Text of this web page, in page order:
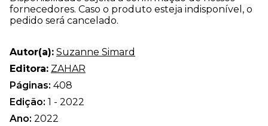
fornecedores. Caso o produto esteja indisponível, o
pedido será cancelado.
Autor(a): Suzanne Simard
Editora: ZAHAR
Páginas: 408
Edição: 1 - 2022
Ano: 2022